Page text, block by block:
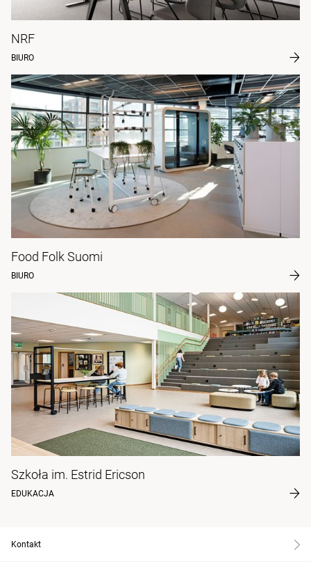
NRF
BIURO
Food Folk Suomi
BIURO
Szkoła im. Estrid Ericson
EDUKACJA
Kontakt